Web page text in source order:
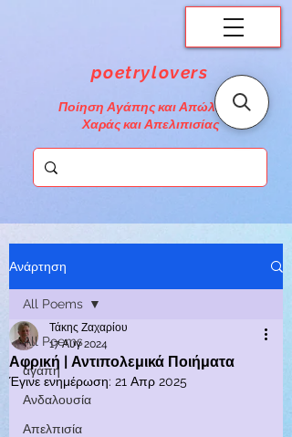
poetrylovers
Ποίηση Αγάπης και Απώλειας,
Χαράς και Απελιπισίας
Ανάρτηση
All Poems
αγάπη
Ανδαλουσία
Απελπισία
All Poems
Αφρική | Αντιπολεμικά Ποιήματα
Τάκης Ζαχαρίου
17 Αυγ 2024
Έγινε ενημέρωση: 21 Απρ 2025